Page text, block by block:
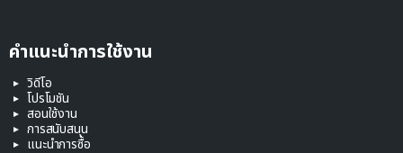
คำแนะนำการใช้งาน
วิดีโอ
โปรโมชัน
สอนใช้งาน
การสนับสนุน
แนะนำการซื้อ